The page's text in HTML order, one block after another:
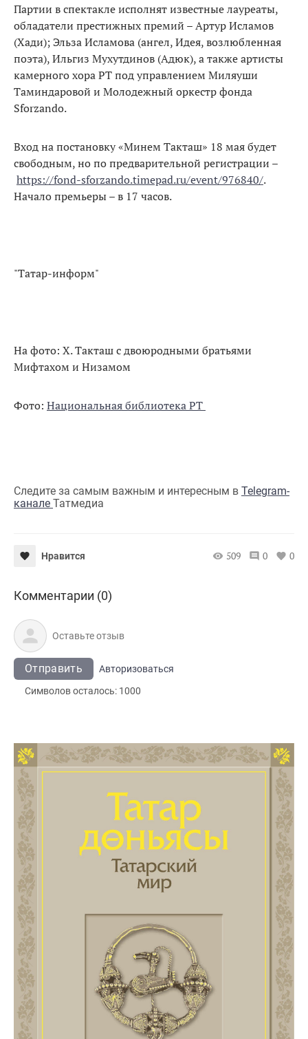
Партии в спектакле исполнят известные лауреаты,
обладатели престижных премий – Артур Исламов
(Хади); Эльза Исламова (ангел, Идея, возлюбленная
поэта), Ильгиз Мухутдинов (Адюк), а также артисты
камерного хора РТ под управлением Миляуши
Таминдаровой и Молодежный оркестр фонда
Sforzando.
Вход на постановку «Минем Такташ» 18 мая будет
свободным, но по предварительной регистрации –
https://fond-sforzando.timepad.ru/event/976840/.
Начало премьеры – в 17 часов.
"Татар-информ"
На фото: Х. Такташ с двоюродными братьями
Мифтахом и Низамом
Фото: Национальная библиотека РТ
Следите за самым важным и интересным в Telegram-
канале Татмедиа
Нравится 509 0 0
Комментарии (0)
Отправить
Авторизоваться
Символов осталось: 1000